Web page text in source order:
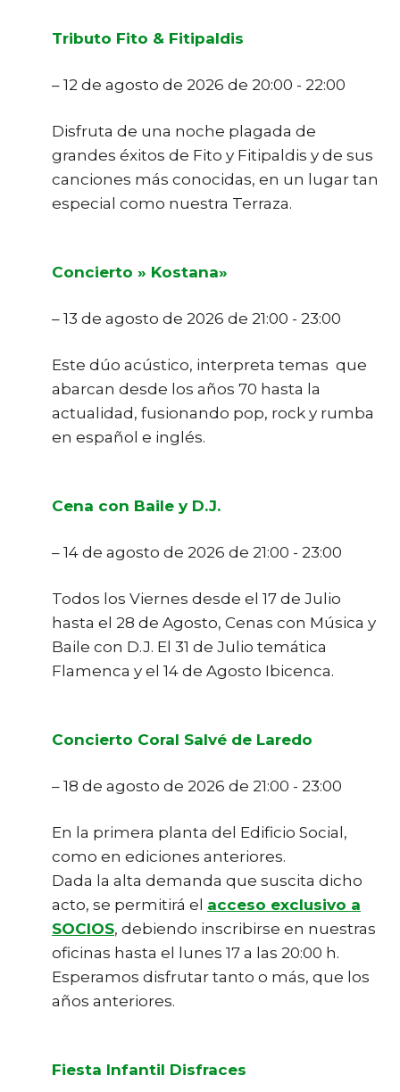
Tributo Fito & Fitipaldis
– 12 de agosto de 2026 de 20:00 - 22:00
Disfruta de una noche plagada de
grandes éxitos de Fito y Fitipaldis y de sus
canciones más conocidas, en un lugar tan
especial como nuestra Terraza.
Concierto » Kostana»
– 13 de agosto de 2026 de 21:00 - 23:00
Este dúo acústico, interpreta temas que
abarcan desde los años 70 hasta la
actualidad, fusionando pop, rock y rumba
en español e inglés.
Cena con Baile y D.J.
– 14 de agosto de 2026 de 21:00 - 23:00
Todos los Viernes desde el 17 de Julio
hasta el 28 de Agosto, Cenas con Música y
Baile con D.J. El 31 de Julio temática
Flamenca y el 14 de Agosto Ibicenca.
Concierto Coral Salvé de Laredo
– 18 de agosto de 2026 de 21:00 - 23:00
En la primera planta del Edificio Social,
como en ediciones anteriores.
Dada la alta demanda que suscita dicho
acto, se permitirá el acceso exclusivo a
SOCIOS, debiendo inscribirse en nuestras
oficinas hasta el lunes 17 a las 20:00 h.
Esperamos disfrutar tanto o más, que los
años anteriores.
Fiesta Infantil Disfraces